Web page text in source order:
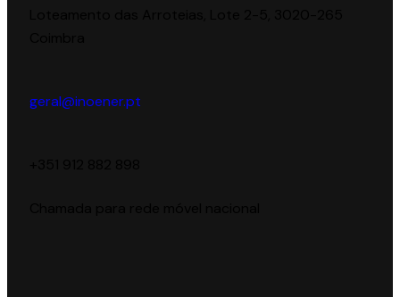
geral@inoener.pt